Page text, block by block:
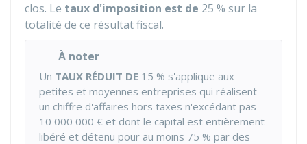
clos. Le taux d'imposition est de 25 % sur la
totalité de ce résultat fiscal.
À noter
Un TAUX RÉDUIT DE 15 % s'applique aux
petites et moyennes entreprises qui réalisent
un chiffre d'affaires hors taxes n'excédant pas
10 000 000 € et dont le capital est entièrement
libéré et détenu pour au moins 75 % par des